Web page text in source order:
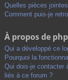
Quelles pièces
Comment puis-je
À propos de
Qui a développé ce
Pourquoi la
Qui dois-je contacter
liés à ce forum ?